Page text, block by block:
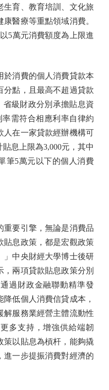
生育、教育培訓、文化旅
醫療等重點領域消費。
5萬元消費額度為上限進
消費的個人消費貸款本
分點，且最高不超過貸款
省級財政分別承擔貼息資
率需符合相應利率自律約
人在一家貸款經辦機構可
息上限為3,000元，其中
筆5萬元以下的個人消費
要引擎，無論是消費品
貼息政策，都是宏觀政策
」中央財經大學博士後研
兩項貸款貼息政策分別
過財政金融聯動精準發
低個人消費信貸成本，
解服務業經營主體流動性
多支持，增強供給端韌
策以貼息為槓杆，能夠撬
進一步提振消費對經濟的